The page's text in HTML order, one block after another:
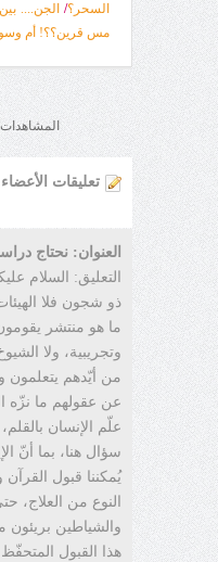
السحر؟/ الجن....
مس قرين؟؟! أم
المشاهدات 28266 معدل الترشيح 0
تعليقات الأعضاء
العنوان: نحتاج
التعليق: السلام
ذو شجون فلا
ما هو منتشر
وتجريبية، ولا
من أيّدهم يتعلمون
عن عقولهم ما نزّه
علّم الإنسان
سؤال هنا، بما أنّ
يُمكننا قبول
النوع من العلاج،
والشياطين
هذا القبول